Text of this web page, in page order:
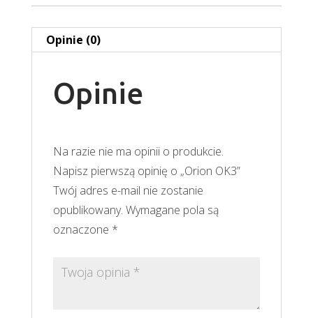
Opinie (0)
Opinie
Na razie nie ma opinii o produkcie.
Napisz pierwszą opinię o „Orion OK3”
Twój adres e-mail nie zostanie
opublikowany. Wymagane pola są
oznaczone *